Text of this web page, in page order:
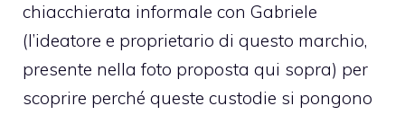
chiacchierata informale con Gabriele
(l’ideatore e proprietario di questo marchio,
presente nella foto proposta qui sopra) per
scoprire perché queste custodie si pongono